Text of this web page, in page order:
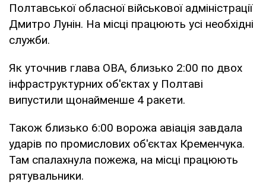
Полтавської обласної військової адміністрації
Дмитро Лунін. На місці працюють усі необхідні
служби.
Як уточнив глава ОВА, близько 2:00 по двох
інфраструктурних об'єктах у Полтаві
випустили щонайменше 4 ракети.
Також близько 6:00 ворожа авіація завдала
ударів по промислових об'єктах Кременчука.
Там спалахнула пожежа, на місці працюють
рятувальники.